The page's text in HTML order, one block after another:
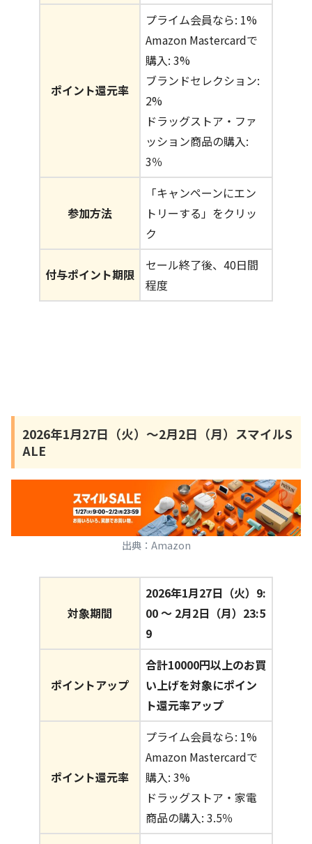
ポイント還元率
プライム会員なら: 1%
Amazon Mastercardで
購入: 3%
ブランドセレクション:
2%
ドラッグストア・ファ
ッション商品の購入:
3％
参加方法
「キャンペーンにエン
トリーする」をクリッ
ク
付与ポイント期限
セール終了後、40日間
程度
2026年1月27日（火）〜2月2日（月）スマイルS
ALE
出典：Amazon
対象期間
2026年1月27日（火）9:
00 〜 2月2日（月）23:5
9
ポイントアップ
合計10000円以上のお買
い上げを対象にポイン
ト還元率アップ
ポイント還元率
プライム会員なら: 1%
Amazon Mastercardで
購入: 3%
ドラッグストア・家電
商品の購入: 3.5％